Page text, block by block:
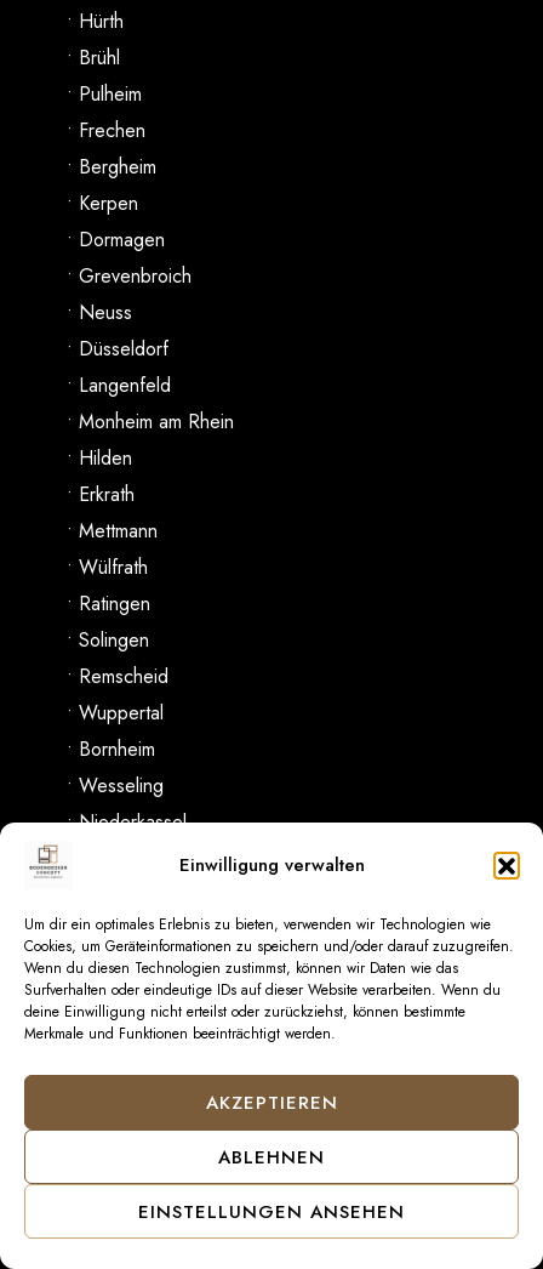
Einwilligung verwalten
Um dir ein optimales Erlebnis zu bieten, verwenden wir Technologien wie
Cookies, um Geräteinformationen zu speichern und/oder darauf zuzugreifen.
Wenn du diesen Technologien zustimmst, können wir Daten wie das
Surfverhalten oder eindeutige IDs auf dieser Website verarbeiten. Wenn du
deine Einwilligung nicht erteilst oder zurückziehst, können bestimmte
Merkmale und Funktionen beeinträchtigt werden.
AKZEPTIEREN
ABLEHNEN
EINSTELLUNGEN ANSEHEN
• Hürth
• Brühl
• Pulheim
• Frechen
• Bergheim
• Kerpen
• Dormagen
• Grevenbroich
• Neuss
• Düsseldorf
• Langenfeld
• Monheim am Rhein
• Hilden
• Erkrath
• Mettmann
• Wülfrath
• Ratingen
• Solingen
• Remscheid
• Wuppertal
• Bornheim
• Wesseling
• Niederkassel
• Overath
• Siegen
• Gummersbach
• Euskirchen
• Meckenheim
• Bad Münstereifel
• Bedburg